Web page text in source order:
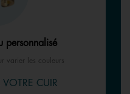
personnalisé
varier les couleurs
CUIR